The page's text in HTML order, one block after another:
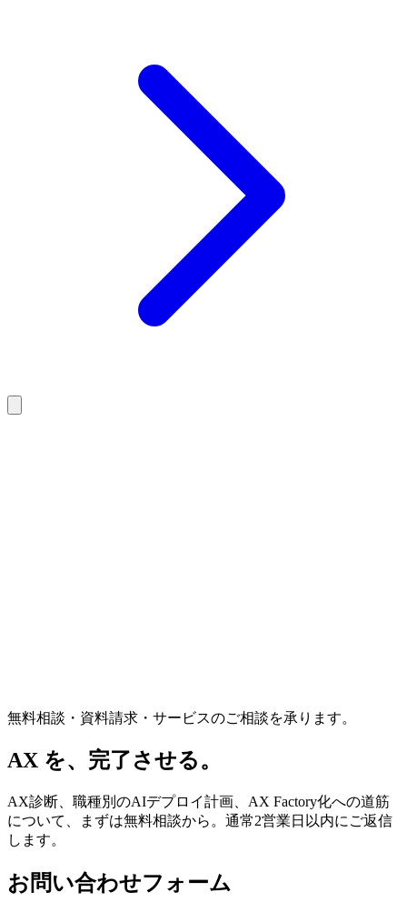
無料相談・資料請求・サービスのご相談を承ります。
AX を、 完了させる。
AX診断、職種別のAIデプロイ計画、AX Factory化への道筋
について、まずは無料相談から。通常2営業日以内にご返信
します。
お問い合わせフォーム